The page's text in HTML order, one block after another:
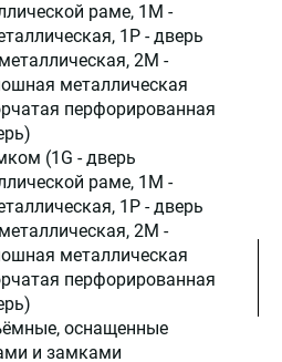
раме, 1M -
1P - дверь
2М -
металлическая
перфорированная
(1G - дверь
раме, 1M -
1P - дверь
2М -
металлическая
перфорированная
оснащенные
и замками